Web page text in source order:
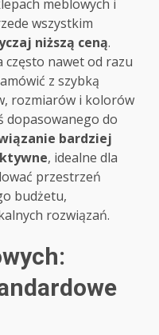
meblowych i
wszystkim
niższą ceną.
często nawet od razu
z szybką
rozmiarów i kolorów
dopasowanego do
bardziej
, idealne dla
przestrzeń
budżetu,
rozwiązań.